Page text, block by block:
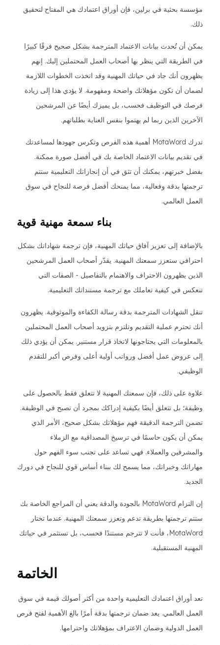
مؤسسة بحثية في برلين، فإن أوراق اعتمادك هي المفتاح لتحقيق
ذلك.
يمكن أن تُحدث بيانات الاعتماد المترجمة بشكل صحيح فرقًا كبيرًا
في الطريقة التي ينظر بها أصحاب العمل المحتملين إليك. إنهم
يظهرون أنك جاد في حياتك المهنية وقد اتخذت الخطوات اللازمة
لضمان أن تكون مؤهلاتك واضحة ومفهومة. لا يؤدي هذا إلى زيادة
فرصك في التوظيف فحسب، بل يميزك أيضًا عن المرشحين
الآخرين الذين ربما لم يهتموا بنفس العناية بطلباتهم.
تدرك MotaWord أهمية هذه الفرص وتكرس جهودها لمساعدتك
في تقديم بيانات الاعتماد الخاصة بك في أفضل صورة ممكنة.
بفضل خبرتهم، يمكنك أن تثق في أن إنجازاتك التعليمية ستتم
ترجمتها بدقة وفعالية، مما يمنحك أفضل فرصة للنجاح في سوق
العمل العالمي.
بناء سمعة مهنية قوية
بالإضافة إلى تعزيز آفاق حياتك المهنية، فإن ترجمة شهاداتك بشكل
احترافي ستعزز سمعتك المهنية. يقدّر أصحاب العمل المرشحين
الذين يظهرون الاحتراف والاهتمام بالتفاصيل - الصفات التي
تنعكس في كيفية تعاملك مع ترجمة مستنداتك التعليمية.
تنقل الشهادات المترجمة بدقة رسالة الكفاءة والموثوقية. يظهرون
أنك تحترم عملية التقديم وتلتزم بتزويد أصحاب العمل المحتملين
بالمعلومات التي يحتاجونها لاتخاذ قرار مستنير. يمكن أن يؤدي ذلك
إلى عروض عمل أفضل ورواتب أولية أعلى وفرص أكبر للتقدم
الوظيفي.
علاوة على ذلك، فإن سمعتك المهنية لا تتعلق فقط بالحصول على
وظيفة؛ بل تتعلق أيضًا بكيفية إدراكك بمجرد أن تصبح في الوظيفة.
تضمن الترجمة الدقيقة فهم مؤهلاتك بشكل صحيح، الأمر الذي
يمكن أن يكون حاسمًا في ترسيخ المصداقية مع الزملاء
والمشرفين والعملاء. فهي تساعد على تجنب سوء الفهم حول
مهاراتك وخبراتك، مما يسمح لك ببناء أساس قوي للنجاح في دورك
الجديد.
إن التزام MotaWord بالجودة والدقة يعني أن المراجع الخاصة بك
ستتم ترجمتها بطريقة تدعم وتعزز سمعتك المهنية. عندما تختار
MotaWord، فأنت لا تترجم مستندًا فحسب، بل تستثمر في حياتك
المهنية المستقبلية.
الخاتمة
تعد أوراق اعتمادك التعليمية واحدة من أكثر أصولك قيمة في سوق
العمل العالمي. يعد ضمان ترجمتها بدقة أمرًا بالغ الأهمية لفتح فرص
العمل الدولية وضمان الاعتراف بمؤهلاتك واحترامها.